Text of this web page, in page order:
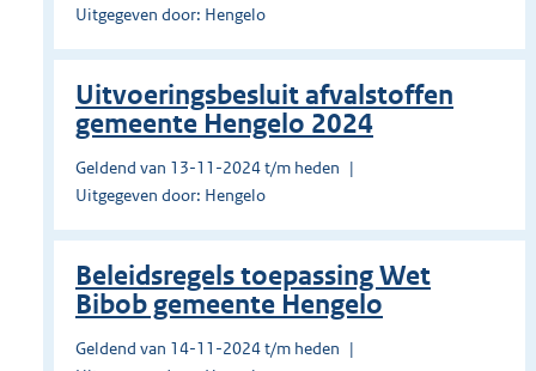
Uitgegeven door: Hengelo
Uitvoeringsbesluit afvalstoffen
gemeente Hengelo 2024
Geldend van 13-11-2024 t/m heden
Uitgegeven door: Hengelo
Beleidsregels toepassing Wet
Bibob gemeente Hengelo
Geldend van 14-11-2024 t/m heden